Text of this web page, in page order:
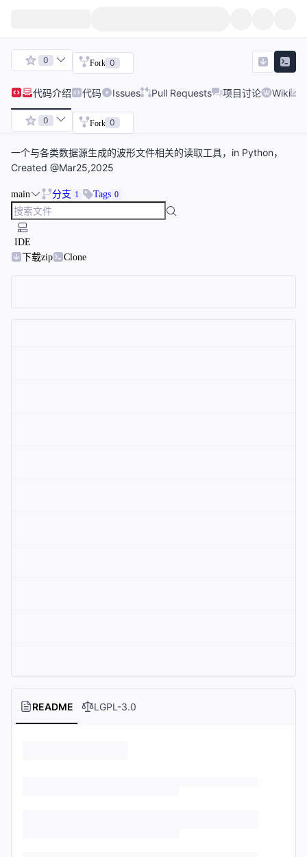
0 Fork 0
代码介绍 代码 Issues Pull Requests 项目讨论 Wiki
0 Fork 0
一个与各类数据源生成的波形文件相关的读取工具，in Python，
Created @Mar25,2025
main 分支 1 Tags 0
IDE
下载zip
Clone
README LGPL-3.0